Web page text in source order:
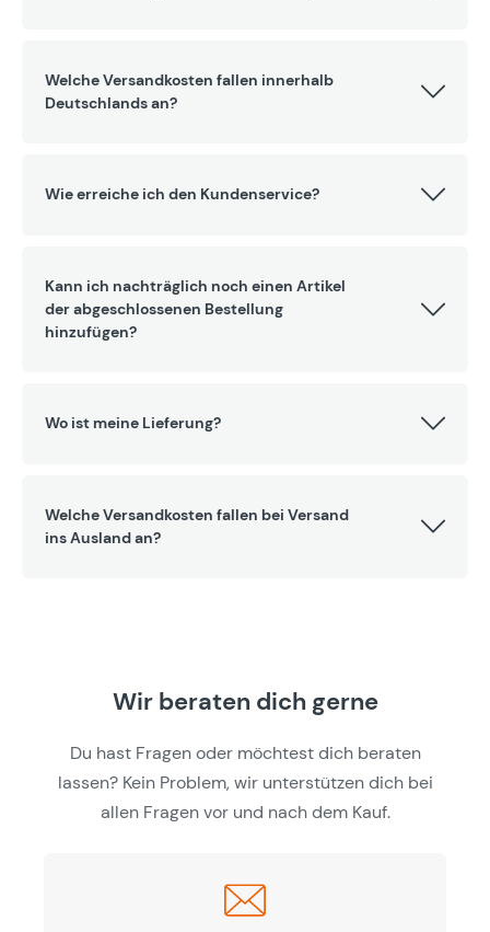
Welche Versandkosten fallen innerhalb
Deutschlands an?
Wie erreiche ich den Kundenservice?
Kann ich nachträglich noch einen Artikel
der abgeschlossenen Bestellung
hinzufügen?
Wo ist meine Lieferung?
Welche Versandkosten fallen bei Versand
ins Ausland an?
Wir beraten dich gerne
Du hast Fragen oder möchtest dich beraten
lassen? Kein Problem, wir unterstützen dich bei
allen Fragen vor und nach dem Kauf.